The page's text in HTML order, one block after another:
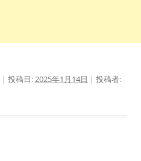
| 投稿日:2025年1月14日 | 投稿者: